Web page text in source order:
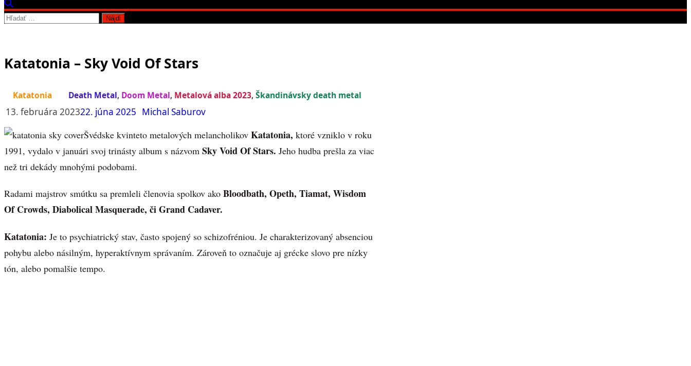
Hľadať:
Katatonia – Sky Void Of Stars
Katatonia Death Metal, Doom Metal, Metalová alba 2023, Škandinávsky death metal
13. februára 202322. júna 2025 Michal Saburov
Švédske kvinteto metalových melancholikov Katatonia, ktoré vzniklo v roku
1991, vydalo v januári svoj trinásty album s názvom Sky Void Of Stars. Jeho hudba prešla za viac
než tri dekády mnohými podobami.
Radami majstrov smútku sa premleli členovia spolkov ako Bloodbath, Opeth, Tiamat, Wisdom
Of Crowds, Diabolical Masquerade, či Grand Cadaver.
Katatonia: Je to psychiatrický stav, často spojený so schizofréniou. Je charakterizovaný absenciou
pohybu alebo násilným, hyperaktívnym správaním. Zároveň to označuje aj grécke slovo pre nízky
tón, alebo pomalšie tempo.